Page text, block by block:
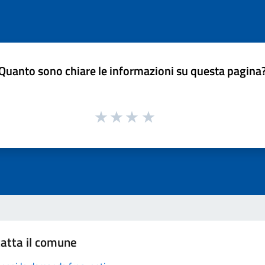
sono chiare le informazioni su questa
il comune